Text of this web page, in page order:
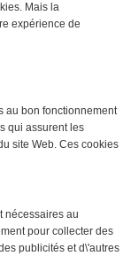
Mais la
expérience de
au bon fonctionnement
qui assurent les
site Web. Ces cookies
nécessaires au
pour collecter des
publicités et d\'autres